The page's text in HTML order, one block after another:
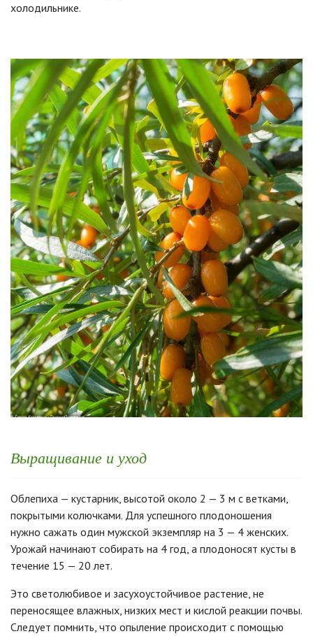
холодильнике.
Выращивание и уход
Облепиха — кустарник, высотой около 2 — 3 м с ветками,
покрытыми колючками. Для успешного плодоношения
нужно сажать один мужской экземпляр на 3 — 4 женских.
Урожай начинают собирать на 4 год, а плодоносят кусты в
течение 15 — 20 лет.
Это светолюбивое и засухоустойчивое растение, не
переносящее влажных, низких мест и кислой реакции почвы.
Следует помнить, что опыление происходит с помощью